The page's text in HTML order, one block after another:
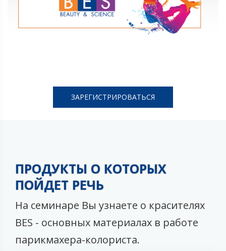
ЗАРЕГИСТРИРОВАТЬСЯ
ПРОДУКТЫ О КОТОРЫХ
ПОЙДЕТ РЕЧЬ
На семинаре Вы узнаете о красителях
BES - основных материалах в работе
парикмахера-колориста.